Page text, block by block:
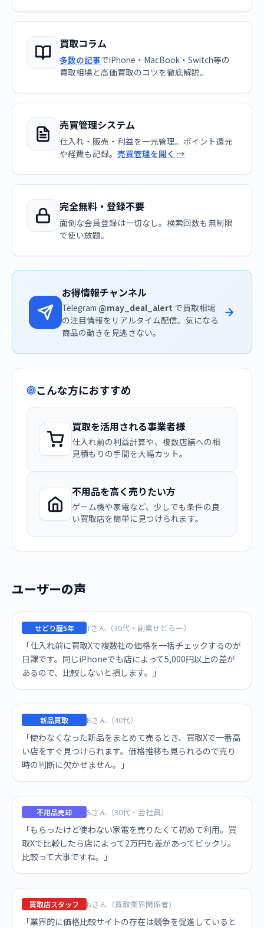
買取コラム
多数の記事でiPhone・MacBook・Switch等の
買取相場と高価買取のコツを徹底解説。
売買管理システム
仕入れ・販売・利益を一元管理。ポイント還元
や経費も記録。 売買管理を開く →
完全無料・登録不要
面倒な会員登録は一切なし。検索回数も無制限
で使い放題。
お得情報チャンネル
Telegram @may_deal_alert で買取相場
の注目情報をリアルタイム配信。気になる
商品の動きを見逃さない。
こんな方におすすめ
買取を活用される事業者様
仕入れ前の利益計算や、複数店舗への相
見積もりの手間を大幅カット。
不用品を高く売りたい方
ゲーム機や家電など、少しでも条件の良
い買取店を簡単に見つけられます。
ユーザーの声
せどり歴5年 Tさん（30代・副業せどらー）
「仕入れ前に買取Xで複数社の価格を一括チェックするのが
日課です。同じiPhoneでも店によって5,000円以上の差が
あるので、比較しないと損します。」
新品買取 Kさん（40代）
「使わなくなった新品をまとめて売るとき、買取Xで一番高
い店をすぐ見つけられます。価格推移も見られるので売り
時の判断に欠かせません。」
不用品売却 Sさん（30代・会社員）
「もらったけど使わない家電を売りたくて初めて利用。買
取Xで比較したら店によって2万円も差があってビックリ。
比較って大事ですね。」
買取店スタッフ Nさん（買取業界関係者）
「業界的に価格比較サイトの存在は競争を促進していると